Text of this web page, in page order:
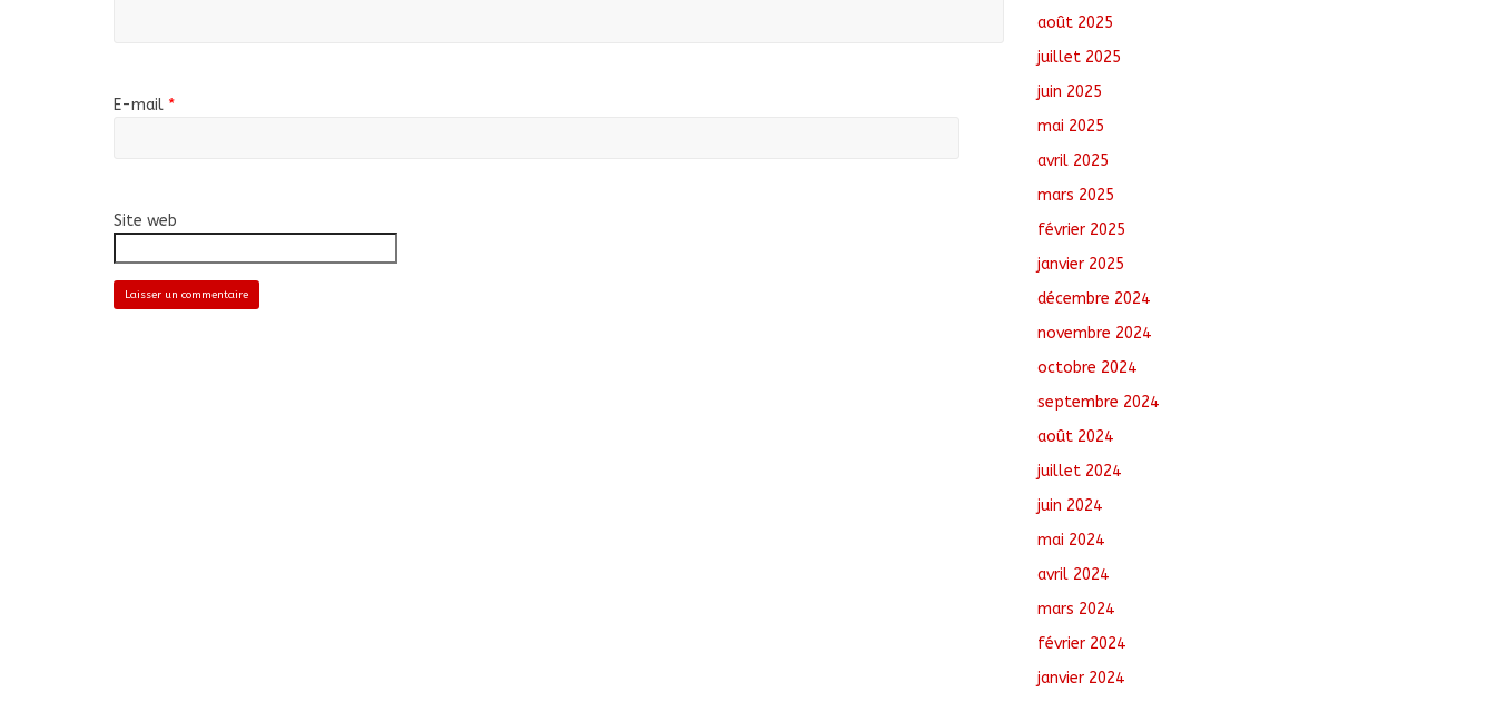
E-mail *
Site web
août 2025
juillet 2025
juin 2025
mai 2025
avril 2025
mars 2025
février 2025
janvier 2025
décembre 2024
novembre 2024
octobre 2024
septembre 2024
août 2024
juillet 2024
juin 2024
mai 2024
avril 2024
mars 2024
février 2024
janvier 2024